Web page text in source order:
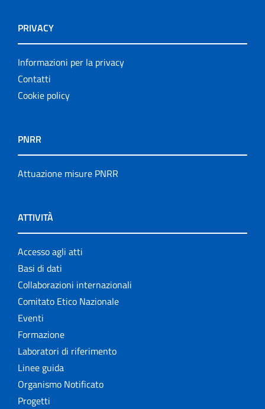
PRIVACY
Informazioni per la privacy
Contatti
Cookie policy
PNRR
Attuazione misure PNRR
ATTIVITÀ
Accesso agli atti
Basi di dati
Collaborazioni internazionali
Comitato Etico Nazionale
Eventi
Formazione
Laboratori di riferimento
Linee guida
Organismo Notificato
Progetti